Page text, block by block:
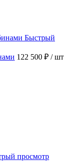
Быстрый
122 500 ₽ / шт
просмотр